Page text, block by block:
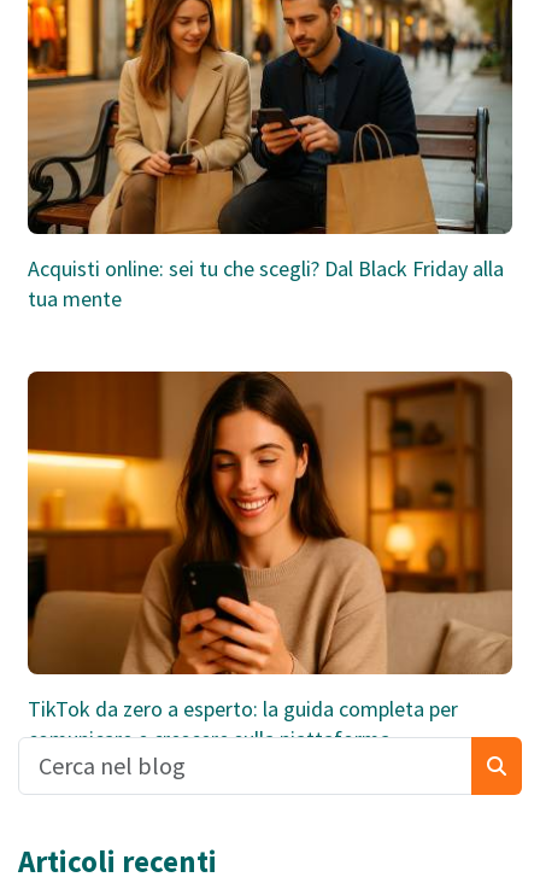
Acquisti online: sei tu che scegli? Dal Black Friday alla
tua mente
TikTok da zero a esperto: la guida completa per
comunicare e crescere sulla piattaforma
Articoli recenti